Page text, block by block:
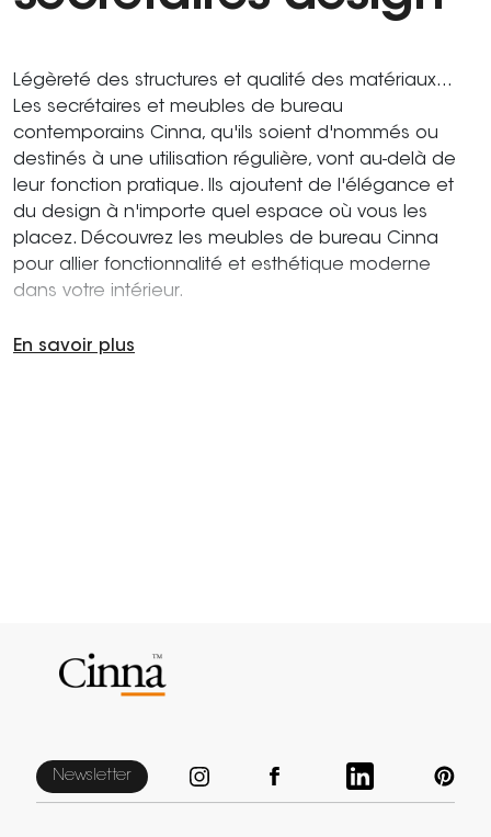
Légèreté des structures et qualité des matériaux...
Les secrétaires et meubles de bureau
contemporains Cinna, qu'ils soient d'nommés ou
destinés à une utilisation régulière, vont au-delà de
leur fonction pratique. Ils ajoutent de l'élégance et
du design à n'importe quel espace où vous les
placez. Découvrez les meubles de bureau Cinna
pour allier fonctionnalité et esthétique moderne
dans votre intérieur.
En savoir plus
Newsletter